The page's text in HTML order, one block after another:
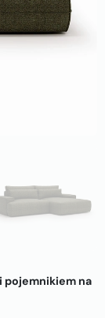
pojemnikiem na